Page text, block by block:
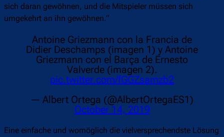
sich daran gewöhnen, und die Mitspieler müssen sich
umgekehrt an ihn gewöhnen.“
Antoine Griezmann con la Francia de
Didier Deschamps (imagen 1) y Antoine
Griezmann con el Barça de Ernesto
Valverde (imagen 2).
pic.twitter.com/fGGZsamzb2
— Albert Ortega (@AlbertOrtegaES1)
October 14, 2019
Eine einfache und womöglich die vielversprechendste Lösung